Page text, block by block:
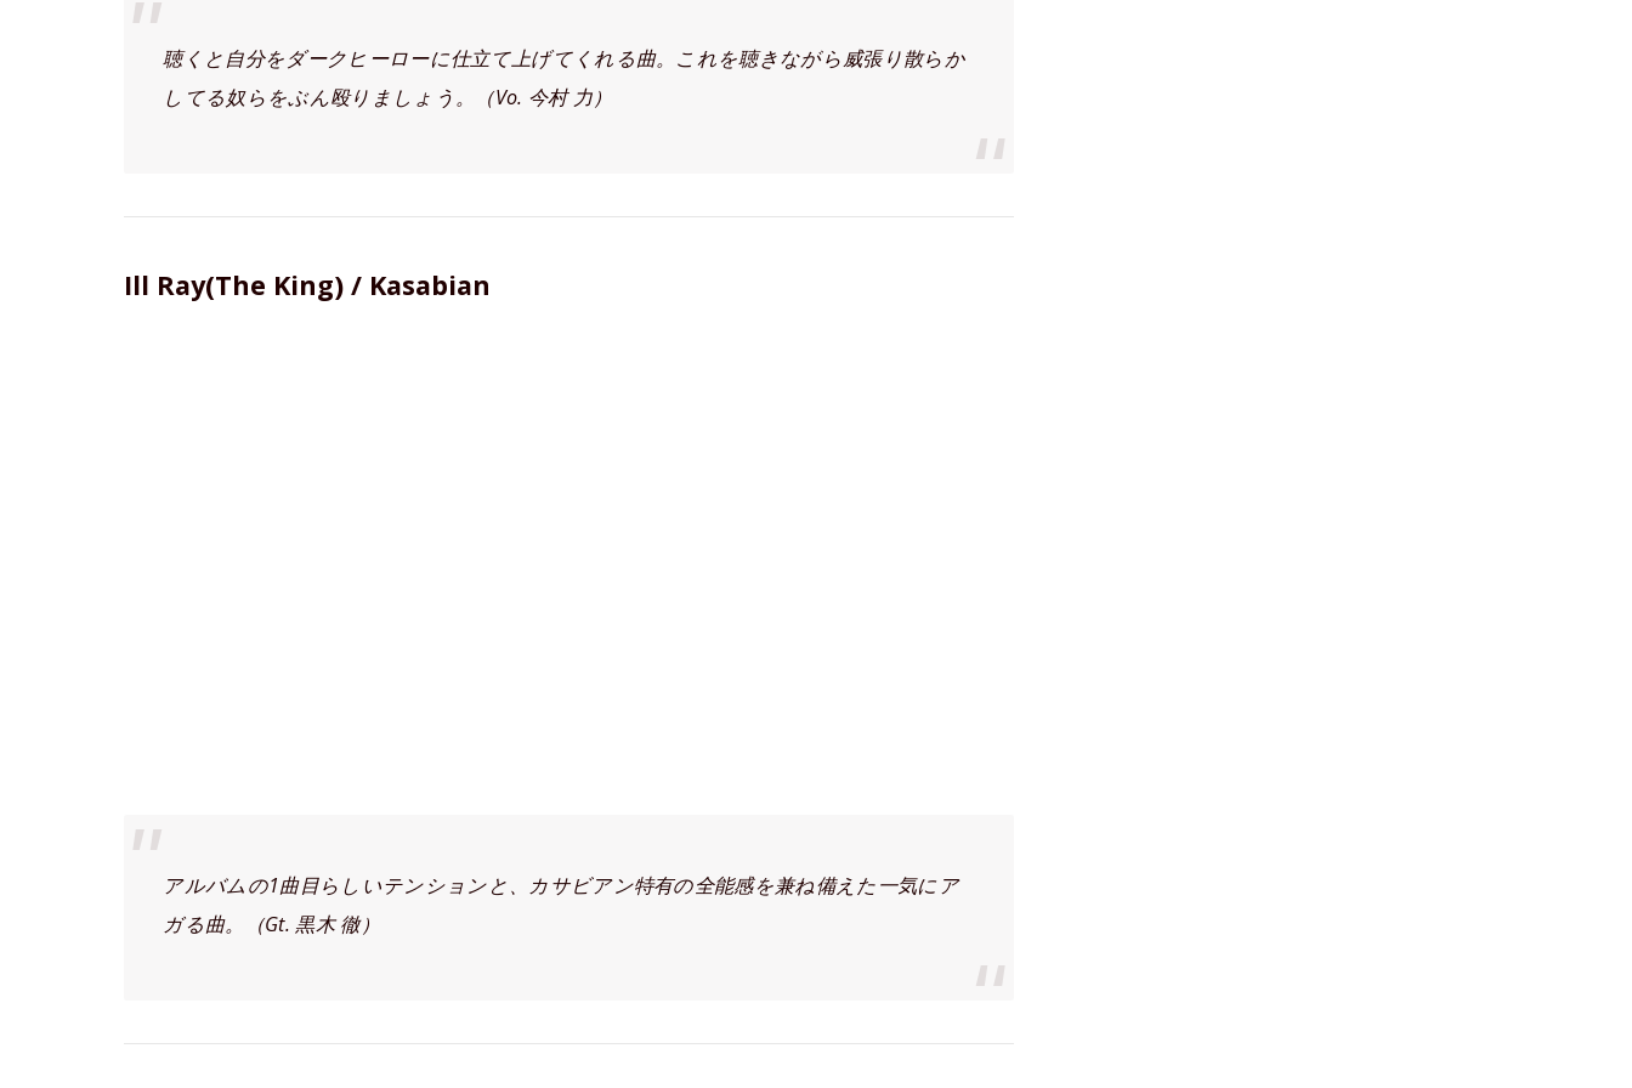
聴くと自分をダークヒーローに仕立て上げてくれる曲。これを聴きながら威張り散らか
してる奴らをぶん殴りましょう。（Vo. 今村 力）
Ill Ray(The King) / Kasabian
アルバムの1曲目らしいテンションと、カサビアン特有の全能感を兼ね備えた一気にア
ガる曲。（Gt. 黒木 徹）